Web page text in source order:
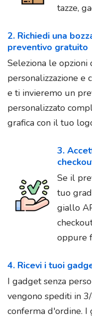
tazze,
2. Richiedi una
preventivo gratuito
Seleziona le opzioni
personalizzazione
e ti invieremo un
personalizzato
grafica con il tuo
3.
Se il
tuo
giallo
oppure
4. Ricevi i tuoi
I gadget senza
vengono spediti in
conferma d'ordine. I